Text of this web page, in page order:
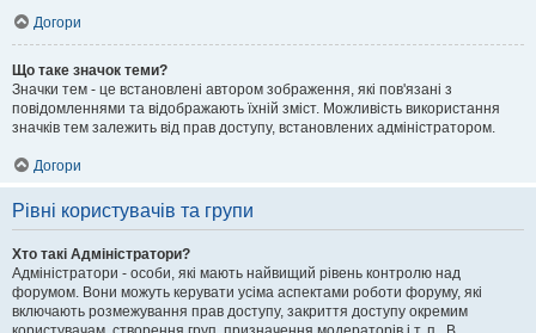
Догори
Що таке значок теми?
Значки тем - це встановлені автором зображення, які пов'язані з
повідомленнями та відображають їхній зміст. Можливість використання
значків тем залежить від прав доступу, встановлених адміністратором.
Догори
Рівні користувачів та групи
Хто такі Адміністратори?
Адміністратори - особи, які мають найвищий рівень контролю над
форумом. Вони можуть керувати усіма аспектами роботи форуму, які
включають розмежування прав доступу, закриття доступу окремим